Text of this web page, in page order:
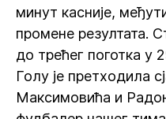
минут касније,
промене резултата.
до трећег поготка у
Голу је претходила
Максимовића и